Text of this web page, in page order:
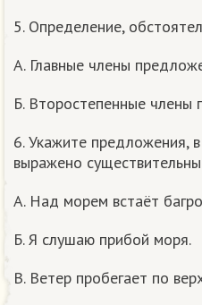
5. Определение,
А. Главные члены
Б. Второстепенные члены
6. Укажите предложения,
выражено
А. Над морем встаёт
Б. Я слушаю прибой моря.
В. Ветер пробегает по